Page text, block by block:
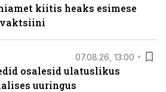
kiitis heaks esimese
07.08.26, 13:00
osalesid ulatuslikus
uuringus